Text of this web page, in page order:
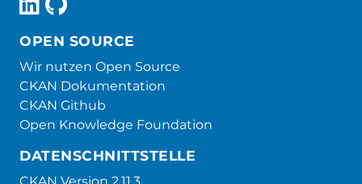
OPEN SOURCE
Wir nutzen Open Source
CKAN Dokumentation
CKAN Github
Open Knowledge Foundation
DATENSCHNITTSTELLE